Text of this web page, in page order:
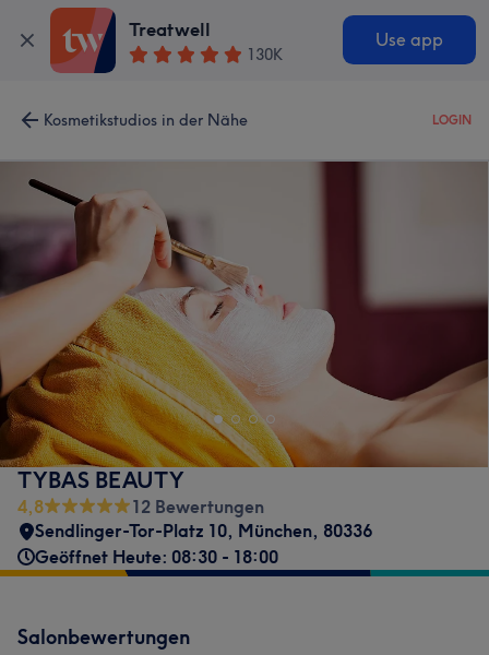
Treatwell
130K
Use app
Kosmetikstudios in der Nähe LOGIN
TYBAS BEAUTY
4,8
12 Bewertungen
Sendlinger-Tor-Platz 10, München, 80336
Geöffnet Heute: 08:30 - 18:00
Salonbewertungen